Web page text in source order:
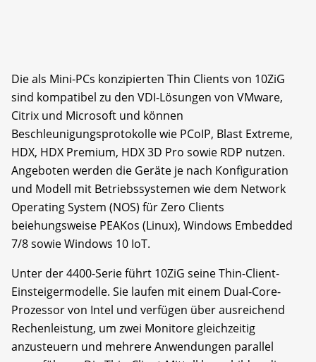
Die als Mini-PCs konzipierten Thin Clients von 10ZiG
sind kompatibel zu den VDI-Lösungen von VMware,
Citrix und Microsoft und können
Beschleunigungsprotokolle wie PCoIP, Blast Extreme,
HDX, HDX Premium, HDX 3D Pro sowie RDP nutzen.
Angeboten werden die Geräte je nach Konfiguration
und Modell mit Betriebssystemen wie dem Network
Operating System (NOS) für Zero Clients
beiehungsweise PEAKos (Linux), Windows Embedded
7/8 sowie Windows 10 IoT.
Unter der 4400-Serie führt 10ZiG seine Thin-Client-
Einsteigermodelle. Sie laufen mit einem Dual-Core-
Prozessor von Intel und verfügen über ausreichend
Rechenleistung, um zwei Monitore gleichzeitig
anzusteuern und mehrere Anwendungen parallel